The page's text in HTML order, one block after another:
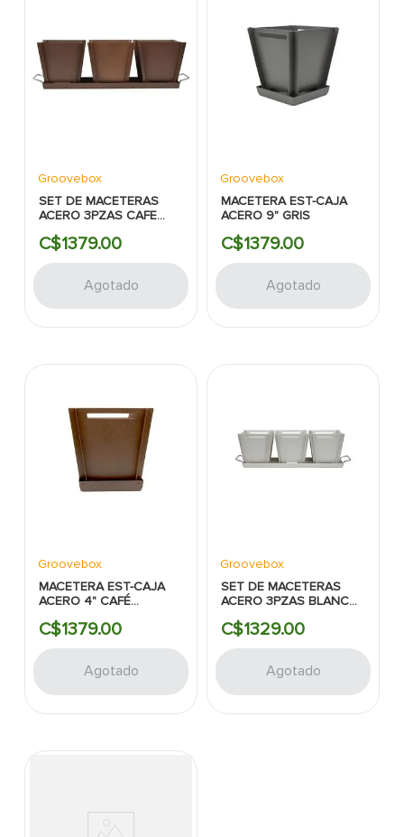
Groovebox
SET DE MACETERAS
ACERO 3PZAS CAFE
C$1379.00
Agotado
Groovebox
MACETERA EST-CAJA
ACERO 9" GRIS
C$1379.00
Agotado
Groovebox
MACETERA EST-CAJA
ACERO 4" CAFÉ
C$1379.00
Agotado
Groovebox
SET DE MACETERAS
ACERO 3PZAS BLANCO
C$1329.00
Agotado